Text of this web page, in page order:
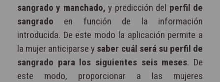
sangrado y manchado, y predicción del perfil de
sangrado en función de la información
introducida. De este modo la aplicación permite a
la mujer anticiparse y saber cuál será su perfil de
sangrado para los siguientes seis meses. De
este modo, proporcionar a las mujeres